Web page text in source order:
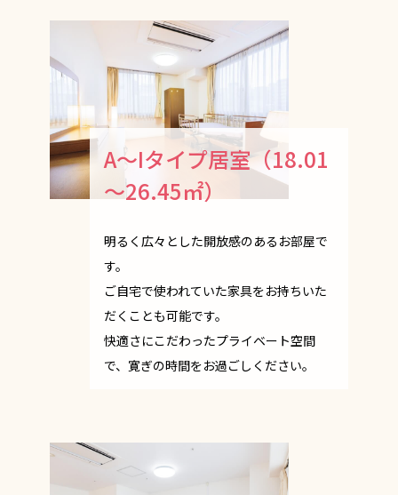
A～Iタイプ居室（18.01
～26.45㎡）
明るく広々とした開放感のあるお部屋で
す。
ご自宅で使われていた家具をお持ちいた
だくことも可能です。
快適さにこだわったプライベート空間
で、寛ぎの時間をお過ごしください。